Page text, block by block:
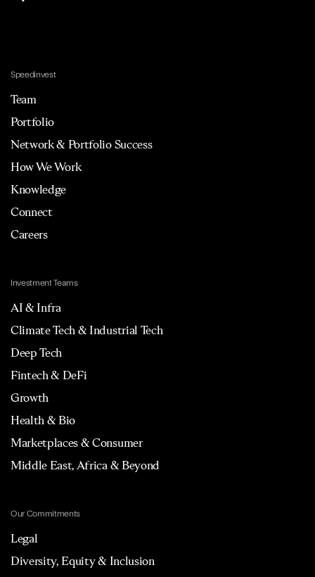
Speedinvest
Team
Portfolio
Network & Portfolio Success
How We Work
Knowledge
Connect
Careers
Investment Teams
AI & Infra
Climate Tech & Industrial Tech
Deep Tech
Fintech & DeFi
Growth
Health & Bio
Marketplaces & Consumer
Middle East, Africa & Beyond
Our Commitments
Legal
Diversity, Equity & Inclusion